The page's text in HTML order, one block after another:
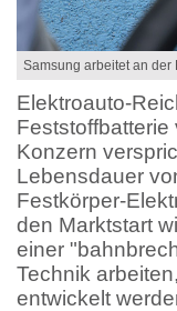
Samsung arbeitet an der
Elektroauto-
Konzern
Lebensdauer
Festkörper-
den Marktstart
einer
Technik
entwickelt